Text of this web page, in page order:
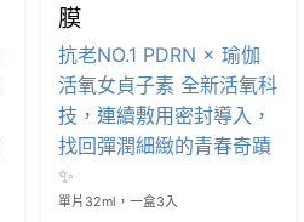
膜
抗老NO.1 PDRN × 瑜伽
活氧女貞子素 全新活氧科
技，連續敷用密封導入，
找回彈潤細緻的青春奇蹟
✨
單片32ml，一盒3入